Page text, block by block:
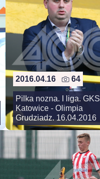
2016.04.16 64
Pilka nozna. I liga. GKS
Katowice - Olimpia
Grudziadz. 16.04.2016